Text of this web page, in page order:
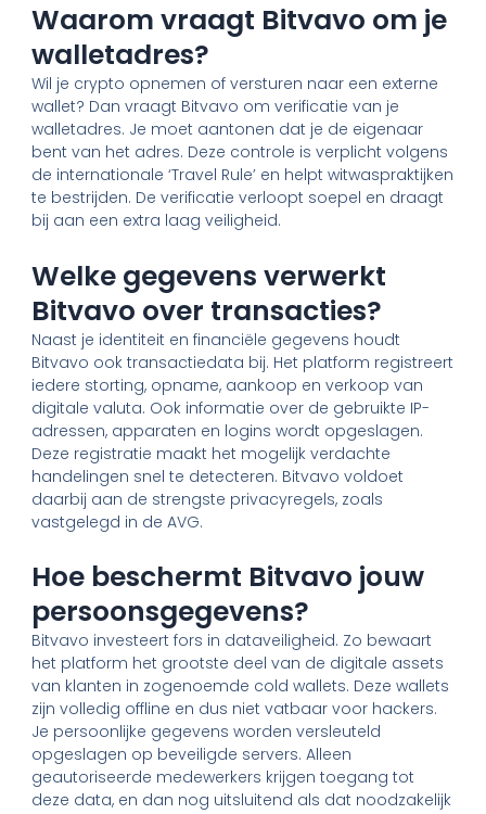
Waarom vraagt Bitvavo om je
walletadres?
Wil je crypto opnemen of versturen naar een externe
wallet? Dan vraagt Bitvavo om verificatie van je
walletadres. Je moet aantonen dat je de eigenaar
bent van het adres. Deze controle is verplicht volgens
de internationale ‘Travel Rule’ en helpt witwaspraktijken
te bestrijden. De verificatie verloopt soepel en draagt
bij aan een extra laag veiligheid.
Welke gegevens verwerkt
Bitvavo over transacties?
Naast je identiteit en financiële gegevens houdt
Bitvavo ook transactiedata bij. Het platform registreert
iedere storting, opname, aankoop en verkoop van
digitale valuta. Ook informatie over de gebruikte IP-
adressen, apparaten en logins wordt opgeslagen.
Deze registratie maakt het mogelijk verdachte
handelingen snel te detecteren. Bitvavo voldoet
daarbij aan de strengste privacyregels, zoals
vastgelegd in de AVG.
Hoe beschermt Bitvavo jouw
persoonsgegevens?
Bitvavo investeert fors in dataveiligheid. Zo bewaart
het platform het grootste deel van de digitale assets
van klanten in zogenoemde cold wallets. Deze wallets
zijn volledig offline en dus niet vatbaar voor hackers.
Je persoonlijke gegevens worden versleuteld
opgeslagen op beveiligde servers. Alleen
geautoriseerde medewerkers krijgen toegang tot
deze data, en dan nog uitsluitend als dat noodzakelijk